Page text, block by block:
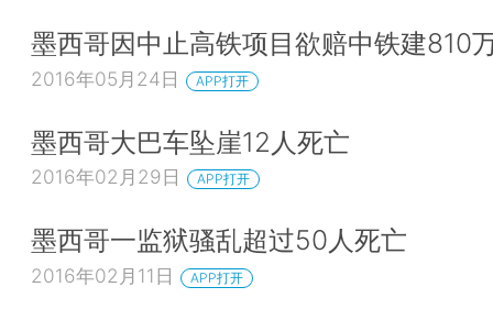
墨西哥因中止高铁项目欲赔中铁建810
2016年05月24日 APP打开
墨西哥大巴车坠崖12人死亡
2016年02月29日 APP打开
墨西哥一监狱骚乱超过50人死亡
2016年02月11日 APP打开